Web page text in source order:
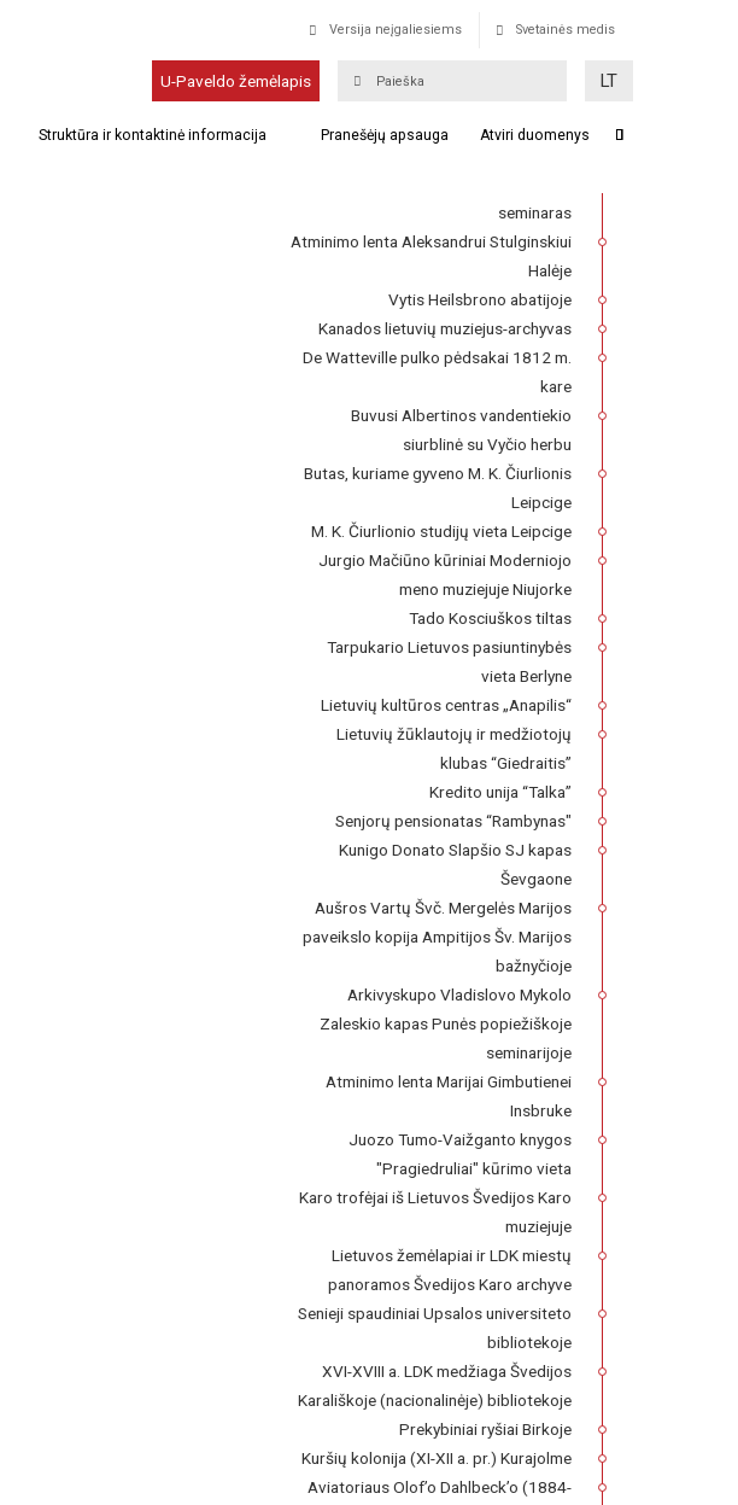
Versija neįgaliesiems Svetainės medis
U-Paveldo žemėlapis LT
Struktūra ir kontaktinė informacija Pranešėjų apsauga Atviri duomenys
Buvusi liuteronų bažnyčia
seminaras
Atminimo lenta Aleksandrui Stulginskiui
Halėje
Vytis Heilsbrono abatijoje
Kanados lietuvių muziejus-archyvas
De Watteville pulko pėdsakai 1812 m.
kare
Buvusi Albertinos vandentiekio
siurblinė su Vyčio herbu
Butas, kuriame gyveno M. K. Čiurlionis
Leipcige
M. K. Čiurlionio studijų vieta Leipcige
Jurgio Mačiūno kūriniai Moderniojo
meno muziejuje Niujorke
Tado Kosciuškos tiltas
Tarpukario Lietuvos pasiuntinybės
vieta Berlyne
Lietuvių kultūros centras „Anapilis“
Lietuvių žūklautojų ir medžiotojų
klubas “Giedraitis”
Kredito unija “Talka”
Senjorų pensionatas “Rambynas"
Kunigo Donato Slapšio SJ kapas
Ševgaone
Aušros Vartų Švč. Mergelės Marijos
paveikslo kopija Ampitijos Šv. Marijos
bažnyčioje
Arkivyskupo Vladislovo Mykolo
Zaleskio kapas Punės popiežiškoje
seminarijoje
Atminimo lenta Marijai Gimbutienei
Insbruke
Juozo Tumo-Vaižganto knygos
"Pragiedruliai" kūrimo vieta
Karo trofėjai iš Lietuvos Švedijos Karo
muziejuje
Lietuvos žemėlapiai ir LDK miestų
panoramos Švedijos Karo archyve
Senieji spaudiniai Upsalos universiteto
bibliotekoje
XVI-XVIII a. LDK medžiaga Švedijos
Karališkoje (nacionalinėje) bibliotekoje
Prekybiniai ryšiai Birkoje
Kuršių kolonija (XI-XII a. pr.) Kurajolme
Aviatoriaus Olof’o Dahlbeck’o (1884-